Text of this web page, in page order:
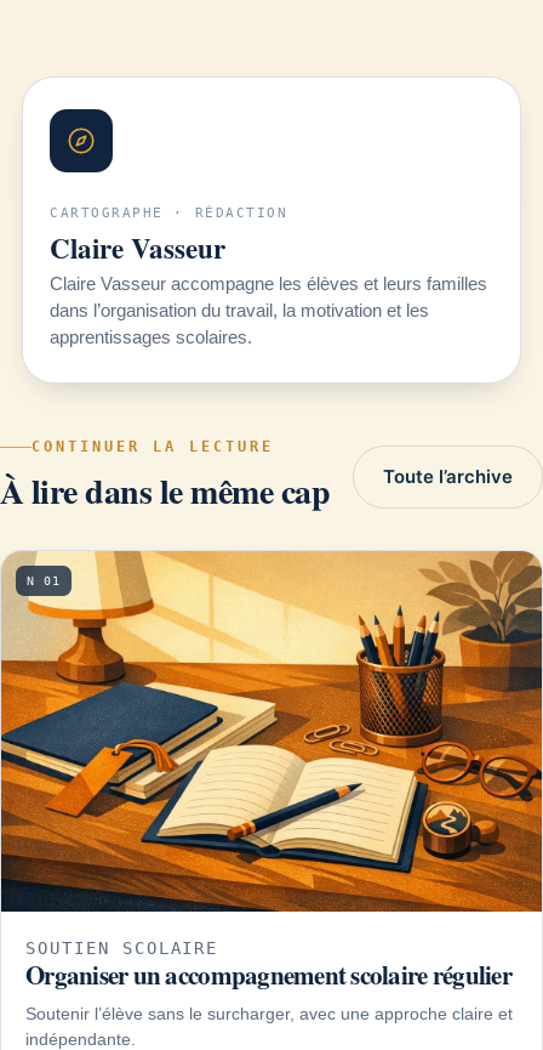
CARTOGRAPHE · RÉDACTION
Claire Vasseur
Claire Vasseur accompagne les élèves et leurs familles
dans l’organisation du travail, la motivation et les
apprentissages scolaires.
CONTINUER LA LECTURE
À lire dans le même cap Toute l’archive
N 01
SOUTIEN SCOLAIRE
Organiser un accompagnement scolaire régulier
Soutenir l’élève sans le surcharger, avec une approche claire et
indépendante.